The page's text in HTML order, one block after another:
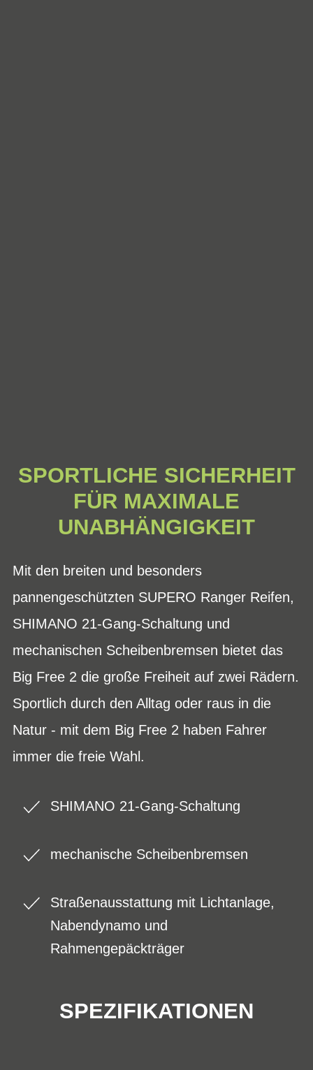
SPORTLICHE SICHERHEIT
FÜR MAXIMALE
UNABHÄNGIGKEIT
Mit den breiten und besonders
pannengeschützten SUPERO Ranger Reifen,
SHIMANO 21-Gang-Schaltung und
mechanischen Scheibenbremsen bietet das
Big Free 2 die große Freiheit auf zwei Rädern.
Sportlich durch den Alltag oder raus in die
Natur - mit dem Big Free 2 haben Fahrer
immer die freie Wahl.
SHIMANO 21-Gang-Schaltung
mechanische Scheibenbremsen
Straßenausstattung mit Lichtanlage,
Nabendynamo und
Rahmengepäckträger
SPEZIFIKATIONEN